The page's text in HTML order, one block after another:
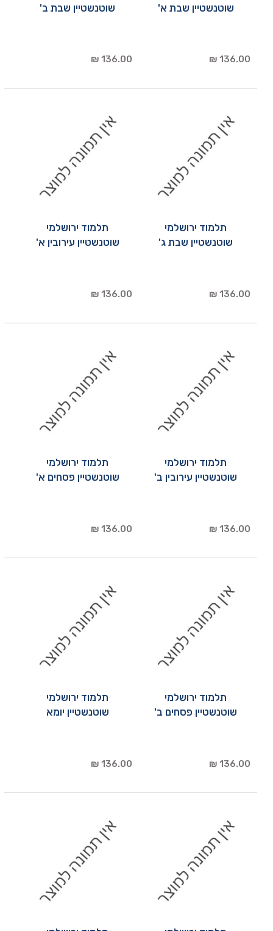
שוטנשטיין שבת א'
136.00 ₪
שוטנשטיין שבת ב'
136.00 ₪
תלמוד ירושלמי
שוטנשטיין שבת ג'
136.00 ₪
תלמוד ירושלמי
שוטנשטיין עירובין א'
136.00 ₪
תלמוד ירושלמי
שוטנשטיין עירובין ב'
136.00 ₪
תלמוד ירושלמי
שוטנשטיין פסחים א'
136.00 ₪
תלמוד ירושלמי
שוטנשטיין פסחים ב'
136.00 ₪
תלמוד ירושלמי
שוטנשטיין יומא
136.00 ₪